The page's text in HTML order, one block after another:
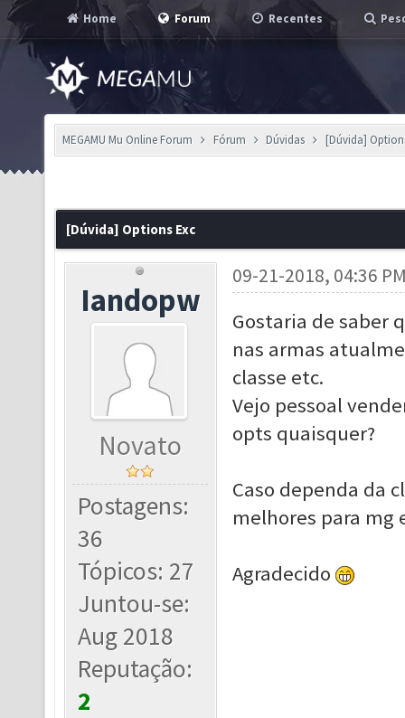
Home Forum Recentes
MEGAMU Mu Online Forum Fórum Dúvidas [Dúvida]
[Dúvida] Options Exc
Iandopw
Novato
Postagens:
36
Tópicos: 27
Juntou-se:
Aug 2018
Reputação:
2
09-21-2018, 04:36
Gostaria de saber
nas armas
classe etc.
Vejo pessoal
opts quaisquer?
Caso dependa da
melhores para mg
Agradecido